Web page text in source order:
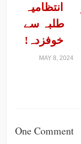
انتظامیہ
طلبہ سے
خوفزدہ!
MAY 8, 2024
One Comment